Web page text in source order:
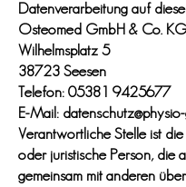
Datenverarbeitung auf
Osteomed GmbH & Co. KG
Wilhelmsplatz 5
38723 Seesen
Telefon: 05381 9425677
E-Mail:
Verantwortliche Stelle ist
oder juristische Person, die
gemeinsam mit anderen